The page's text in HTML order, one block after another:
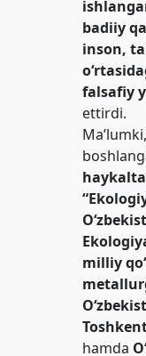
badiiy
inson,
falsafiy
ettirdi.
milliy
hamda